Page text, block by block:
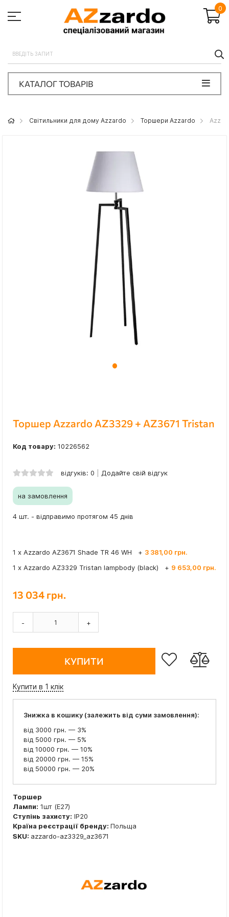
0
КАТАЛОГ ТОВАРІВ
Світильники для дому Azzardo Торшери Azzardo
Торшер Azzardo AZ3329 + AZ3671 Tristan
Код товару: 10226562
відгуків: 0 Додайте свій відгук
на замовлення
4 шт. - відправимо протягом 45 днів
1 x Azzardo AZ3671 Shade TR 46 WH + 3 381,00 грн.
1 x Azzardo AZ3329 Tristan lampbody (black)
+ 9 653,00 грн.
13 034 грн.
- +
КУПИТИ
Купити в 1 клік
Знижка в кошику (залежить від суми замовлення):
від 3000 грн. — 3%
від 5000 грн. — 5%
від 10000 грн. — 10%
від 20000 грн. — 15%
від 50000 грн. — 20%
Торшер
Лампи: 1шт (E27)
Ступінь захисту: IP20
Країна реєстрації бренду: Польща
SKU: azzardo-az3329_az3671